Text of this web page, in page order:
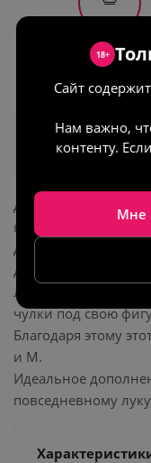
Гарантия
качества
Описание
Дерзкий и
кожи, изделие
Декорирован
диаметра.
Легко подогнать
чулки под свою
Благодаря этому
и M.
Идеальное
повседневному
18+
Сайт
Нам важно,
контенту.
Мне